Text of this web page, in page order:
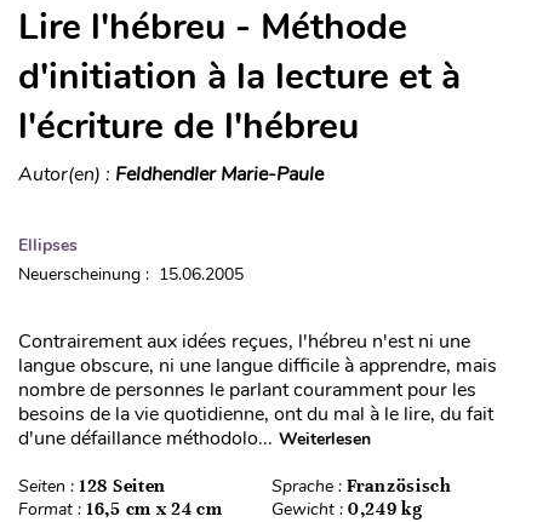
Lire l'hébreu - Méthode
d'initiation à la lecture et à
l'écriture de l'hébreu
Autor(en) : Feldhendler Marie-Paule
Ellipses
Neuerscheinung : 15.06.2005
Contrairement aux idées reçues, l'hébreu n'est ni une
langue obscure, ni une langue difficile à apprendre, mais
nombre de personnes le parlant couramment pour les
besoins de la vie quotidienne, ont du mal à le lire, du fait
d'une défaillance méthodolo... Weiterlesen
Seiten : 128 Seiten Sprache : Französisch
Format : 16,5 cm x 24 cm Gewicht : 0,249 kg